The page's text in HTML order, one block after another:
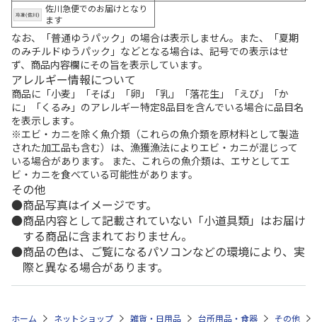
佐川急便でのお届けとなり
ます
なお、「普通ゆうパック」の場合は表示しません。また、「夏期
のみチルドゆうパック」などとなる場合は、記号での表示はせ
ず、商品内容欄にその旨を表示しています。
アレルギー情報について
商品に「小麦」「そば」「卵」「乳」「落花生」「えび」「か
に」「くるみ」のアレルギー特定8品目を含んでいる場合に品目名
を表示します。
※エビ・カニを除く魚介類（これらの魚介類を原材料として製造
された加工品も含む）は、漁獲漁法によりエビ・カニが混じって
いる場合があります。 また、これらの魚介類は、エサとしてエ
ビ・カニを食べている可能性があります。
その他
商品写真はイメージです。
商品内容として記載されていない「小道具類」はお届け
する商品に含まれておりません。
商品の色は、ご覧になるパソコンなどの環境により、実
際と異なる場合があります。
ホーム ネットショップ 雑貨・日用品 台所用品・食器 その他